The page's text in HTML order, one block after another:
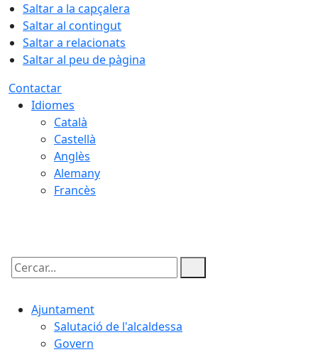
Saltar a la capçalera
Saltar al contingut
Saltar a relacionats
Saltar al peu de pàgina
Contactar
Idiomes
Català
Castellà
Anglès
Alemany
Francès
Cercar:
Ajuntament
Salutació de l'alcaldessa
Govern